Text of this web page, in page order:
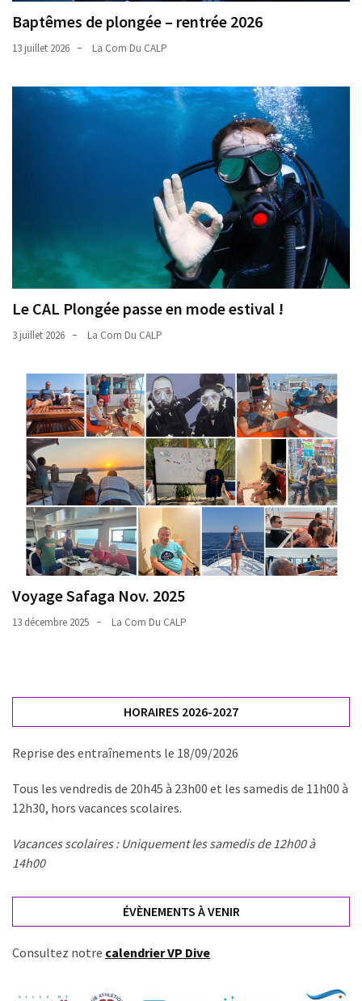
Baptêmes de plongée – rentrée 2026
13 juillet 2026 La Com Du CALP
Le CAL Plongée passe en mode estival !
3 juillet 2026 La Com Du CALP
Voyage Safaga Nov. 2025
13 décembre 2025 La Com Du CALP
HORAIRES 2026-2027
Reprise des entraînements le 18/09/2026
Tous les vendredis de 20h45 à 23h00 et les samedis de 11h00 à
12h30, hors vacances scolaires.
Vacances scolaires : Uniquement les samedis de 12h00 à
14h00
ÉVÈNEMENTS À VENIR
Consultez notre calendrier VP Dive